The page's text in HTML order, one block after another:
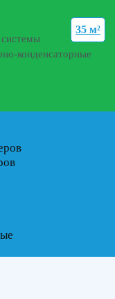
конденсаторные
35 м²